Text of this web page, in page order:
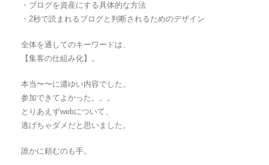
・ブログを資産にする具体的な方法
・2秒で読まれるブログと判断されるためのデザイン
全体を通してのキーワードは、
【集客の仕組み化】。
本当〜〜に濃ゆい内容でした。
参加できてよかった。。。
とりあえずwebについて、
逃げちゃダメだと思いました。
誰かに頼むのも手。